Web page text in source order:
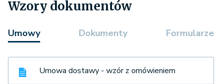
Wzory dokumentów
Umowy Dokumenty Formularze
Umowa dostawy - wzór z omówieniem